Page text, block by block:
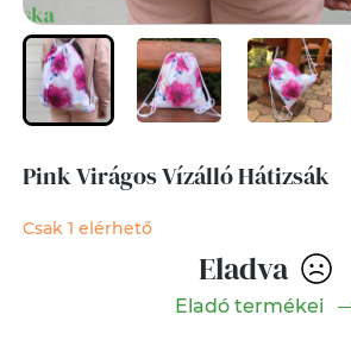
Pink Virágos Vízálló Hátizsák
Csak 1 elérhető
Eladva
Eladó termékei